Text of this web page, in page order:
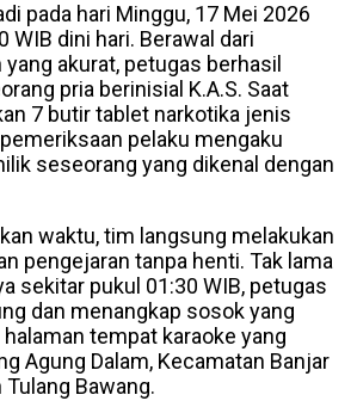
pada hari Minggu, 17 Mei 2026
WIB dini hari. Berawal dari
akurat, petugas berhasil
pria berinisial K.A.S. Saat
7 butir tablet narkotika jenis
pelaku mengaku
seseorang yang dikenal dengan
waktu, tim langsung melakukan
pengejaran tanpa henti. Tak lama
sekitar pukul 01:30 WIB, petugas
dan menangkap sosok yang
tempat karaoke yang
Agung Dalam, Kecamatan Banjar
Bawang.